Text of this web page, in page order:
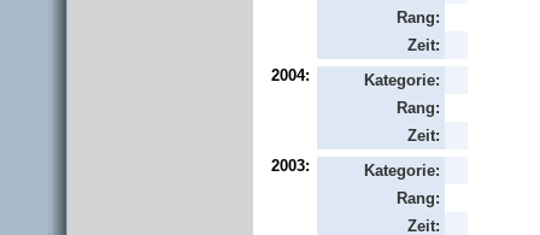
Rang:
Zeit:
2004:
Kategorie:
Rang:
Zeit:
2003:
Kategorie:
Rang:
Zeit: